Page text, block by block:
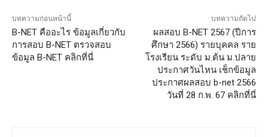
บทความก่อนหน้านี้
B-NET คืออะไร ข้อมูลเกี่ยวกับ
การสอบ B-NET ตรวจสอบ
ข้อมูล B-NET คลิกที่นี่
บทความถัดไป
ผลสอบ B-NET 2567 (ปีการ
ศึกษา 2566) รายบุคคล ราย
โรงเรียน ระดับ ม.ต้น ม.ปลาย
ประกาศวันไหน เช็กข้อมูล
ประกาศผลสอบ b-net 2566
วันที่ 28 ก.พ. 67 คลิกที่นี่